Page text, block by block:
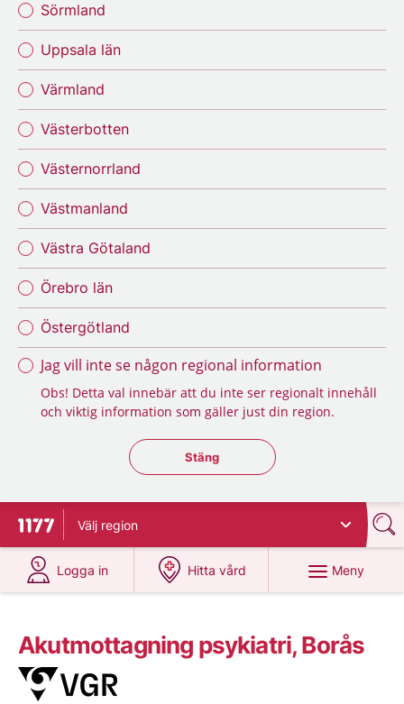
Sörmland
Uppsala län
Värmland
Västerbotten
Västernorrland
Västmanland
Västra Götaland
Örebro län
Östergötland
Jag vill inte se någon regional information
Obs! Detta val innebär att du inte ser regionalt innehåll
och viktig information som gäller just din region.
Stäng regionsväljaren
Stäng
Till startsidan för 1177
Välj region
Logga in
på 1177.se
Hitta vård
på 1177.se
Meny
Akutmottagning psykiatri, Borås